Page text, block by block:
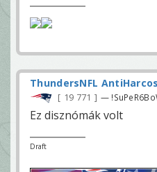
ThundersNFL
19 771 —
Ez disznómák volt
Draft